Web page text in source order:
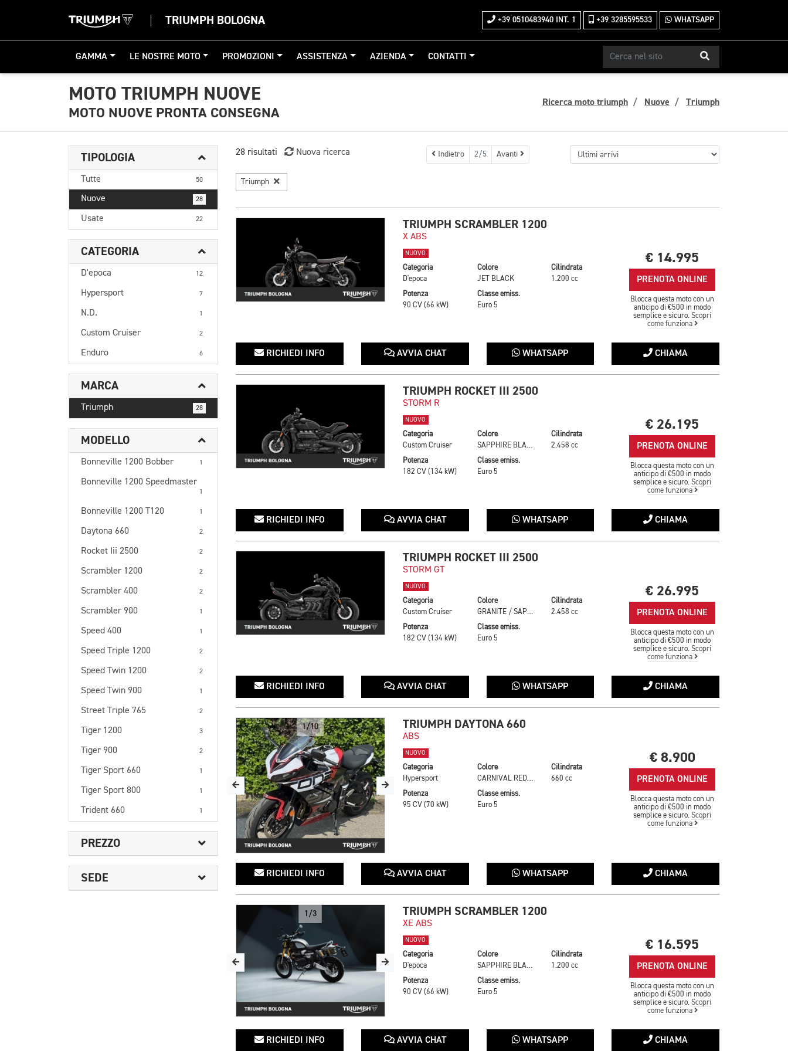
TRIUMPH BOLOGNA +39 0510483940 INT. 1 +39 3285595533 WHATSAPP
GAMMA LE NOSTRE MOTO PROMOZIONI ASSISTENZA AZIENDA CONTATTI
MOTO TRIUMPH NUOVE
MOTO NUOVE PRONTA CONSEGNA
Ricerca moto triumph Nuove Triumph
TIPOLOGIA
Tutte 50
Nuove 28
Usate 22
CATEGORIA
D'epoca 12
Hypersport 7
N.D. 1
Custom Cruiser 2
Enduro 6
MARCA
Triumph 28
MODELLO
Bonneville 1200 Bobber 1
Bonneville 1200 Speedmaster
1
Bonneville 1200 T120 1
Daytona 660 2
Rocket Iii 2500 2
Scrambler 1200 2
Scrambler 400 2
Scrambler 900 1
Speed 400 1
Speed Triple 1200 2
Speed Twin 1200 2
Speed Twin 900 1
Street Triple 765 2
Tiger 1200 3
Tiger 900 2
Tiger Sport 660 1
Tiger Sport 800 1
Trident 660 1
PREZZO
SEDE
28 risultati Nuova ricerca Indietro 2/5 Avanti
Triumph
TRIUMPH SCRAMBLER 1200
X ABS
NUOVO
Categoria
D'epoca
Colore
JET BLACK
Cilindrata
1.200 cc
Potenza
90 CV (66 kW)
Classe emiss.
Euro 5
€ 14.995
PRENOTA ONLINE
Blocca questa moto con un
anticipo di €500 in modo
semplice e sicuro.Scopri
come funziona
RICHIEDI INFO AVVIA CHAT WHATSAPP CHIAMA
TRIUMPH ROCKET III 2500
STORM R
NUOVO
Categoria
Custom Cruiser
Colore
SAPPHIRE BLACK / GRANITE
Cilindrata
2.458 cc
Potenza
182 CV (134 kW)
Classe emiss.
Euro 5
€ 26.195
PRENOTA ONLINE
Blocca questa moto con un
anticipo di €500 in modo
semplice e sicuro.Scopri
come funziona
RICHIEDI INFO AVVIA CHAT WHATSAPP CHIAMA
TRIUMPH ROCKET III 2500
STORM GT
NUOVO
Categoria
Custom Cruiser
Colore
GRANITE / SAPPHIRE BLACK
Cilindrata
2.458 cc
Potenza
182 CV (134 kW)
Classe emiss.
Euro 5
€ 26.995
PRENOTA ONLINE
Blocca questa moto con un
anticipo di €500 in modo
semplice e sicuro.Scopri
come funziona
RICHIEDI INFO AVVIA CHAT WHATSAPP CHIAMA
1/10 TRIUMPH DAYTONA 660
ABS
NUOVO
Categoria
Hypersport
Colore
CARNIVAL RED WRAP
Cilindrata
660 cc
Potenza
95 CV (70 kW)
Classe emiss.
Euro 5
€ 8.900
PRENOTA ONLINE
Blocca questa moto con un
anticipo di €500 in modo
semplice e sicuro.Scopri
come funziona
RICHIEDI INFO AVVIA CHAT WHATSAPP CHIAMA
1/3 TRIUMPH SCRAMBLER 1200
XE ABS
NUOVO
Categoria
D'epoca
Colore
SAPPHIRE BLACK
Cilindrata
1.200 cc
Potenza
90 CV (66 kW)
Classe emiss.
Euro 5
€ 16.595
PRENOTA ONLINE
Blocca questa moto con un
anticipo di €500 in modo
semplice e sicuro.Scopri
come funziona
RICHIEDI INFO AVVIA CHAT WHATSAPP CHIAMA